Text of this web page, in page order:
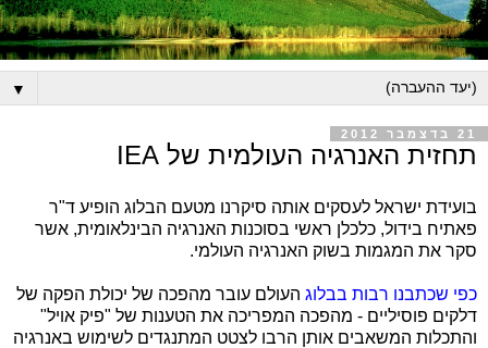
▼
21 בדצמבר 2012
תחזית האנרגיה העולמית של IEA
בועידת ישראל לעסקים אותה סיקרנו מטעם הבלוג הופיע ד"ר
פאתיח בידול, כלכלן ראשי בסוכנות האנרגיה הבינלאומית, אשר
סקר את המגמות בשוק האנרגיה העולמי.
כפי שכתבנו רבות בבלוג העולם עובר מהפכה של יכולת הפקה של
דלקים פוסיליים - מהפכה המפריכה את הטענות של "פיק אויל"
והתכלות המשאבים אותן הרבו לצטט המתנגדים לשימוש באנרגיה